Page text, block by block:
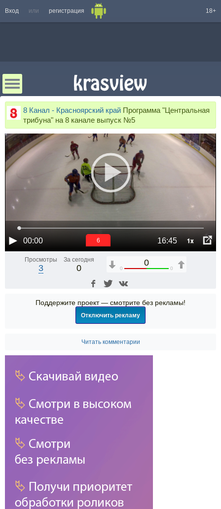
Вход или регистрация 18+
8 Канал - Красноярский край Программа "Центральная
трибуна" на 8 канале выпуск №5
00:00 16:45 1x
6
Просмотры
3
За сегодня
0
0
0 0
Поддержите проект — смотрите без рекламы!
Отключить рекламу
Читать комментарии